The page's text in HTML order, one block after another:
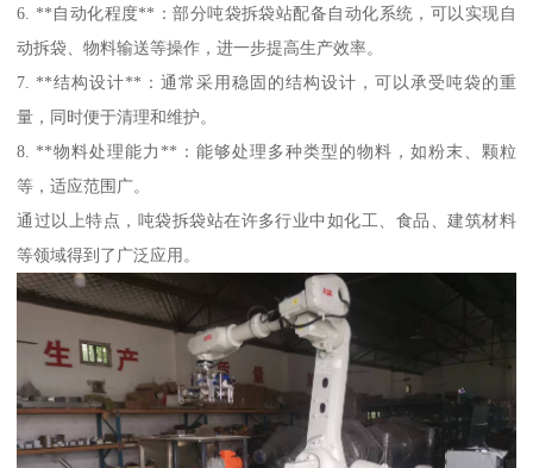
6. **自动化程度**：部分吨袋拆袋站配备自动化系统，可以实现自
动拆袋、物料输送等操作，进一步提高生产效率。
7. **结构设计**：通常采用稳固的结构设计，可以承受吨袋的重
量，同时便于清理和维护。
8. **物料处理能力**：能够处理多种类型的物料，如粉末、颗粒
等，适应范围广。
通过以上特点，吨袋拆袋站在许多行业中如化工、食品、建筑材料
等领域得到了广泛应用。